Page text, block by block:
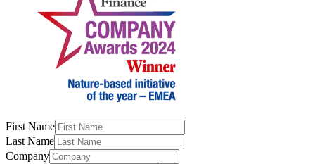
First Name
Last Name
Company